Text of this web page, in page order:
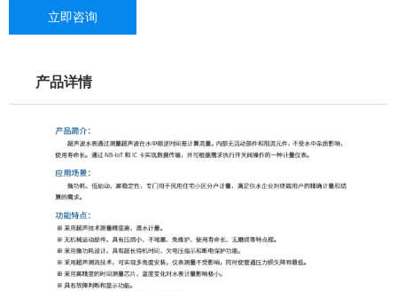
立即咨询
产品详情